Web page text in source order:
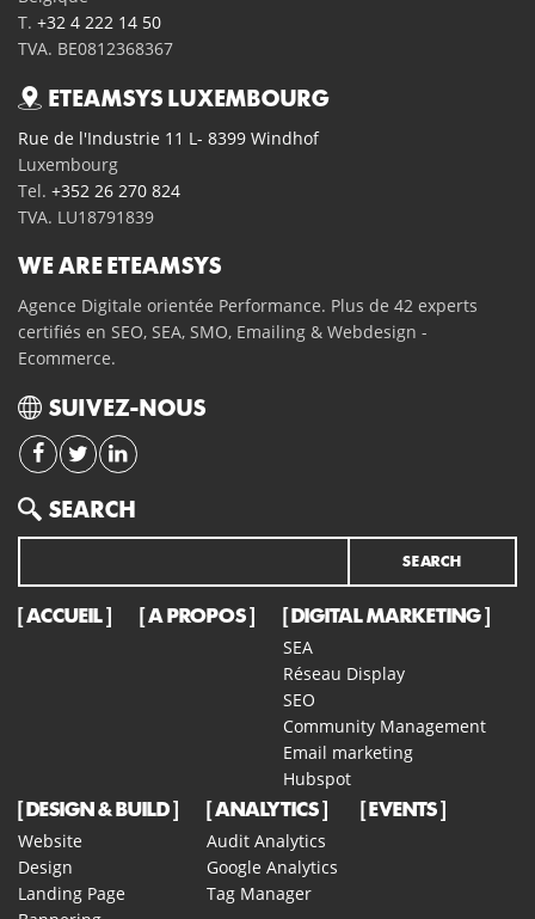
Boulevard de la Sauvenière 135 B-4000 Liège
Belgique
T.
+32 4 222 14 50
TVA. BE0812368367
Rue de l'Industrie 11 L- 8399 Windhof
Luxembourg
Tel.+352 26 270 824
TVA. LU18791839
WE ARE ETEAMSYS
Agence Digitale orientée Performance. Plus de 42 experts
certifiés en SEO, SEA, SMO, Emailing & Webdesign -
SUIVEZ-NOUS
DIGITAL MARKETING
SEA
Réseau Display
SEO
Community Management
Email marketing
Hubspot